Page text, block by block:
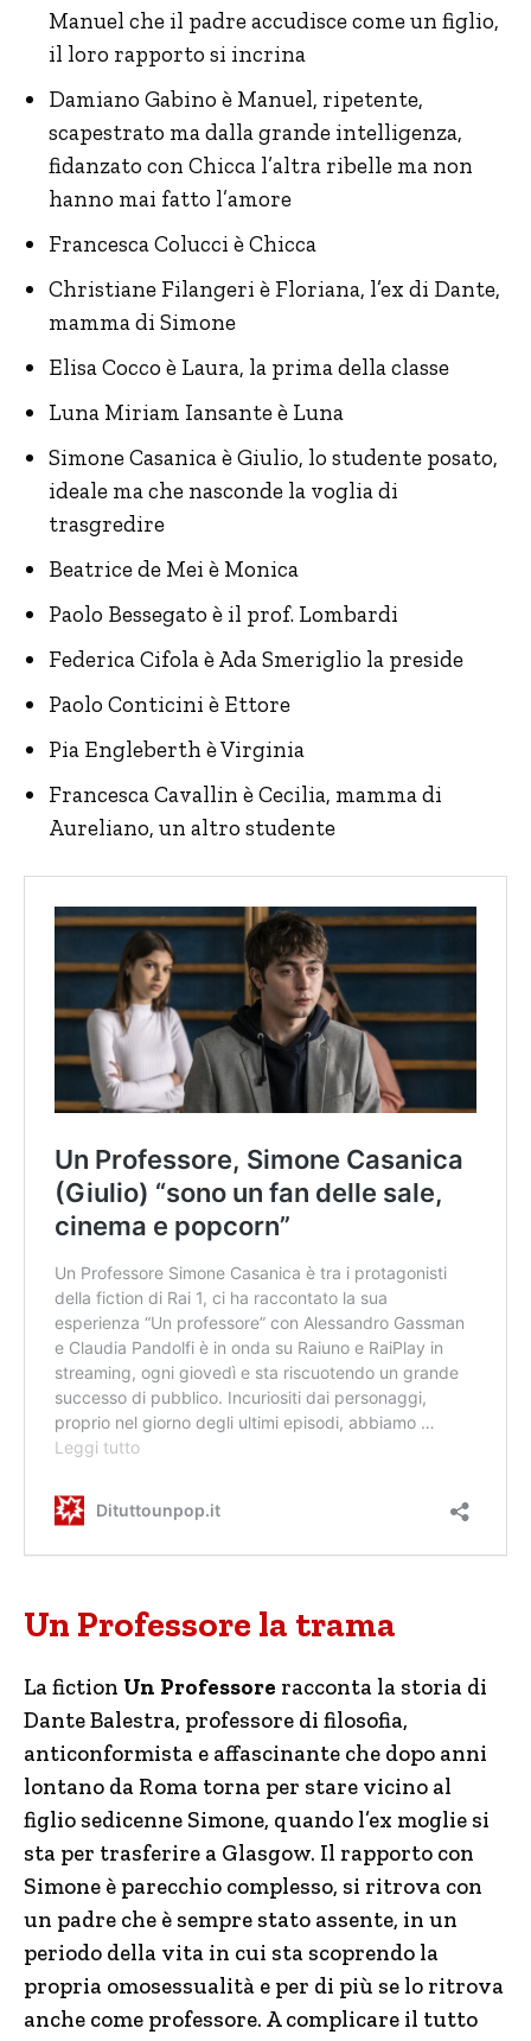
Manuel che il padre accudisce come un figlio,
il loro rapporto si incrina
Damiano Gabino è Manuel, ripetente,
scapestrato ma dalla grande intelligenza,
fidanzato con Chicca l’altra ribelle ma non
hanno mai fatto l’amore
Francesca Colucci è Chicca
Christiane Filangeri è Floriana, l’ex di Dante,
mamma di Simone
Elisa Cocco è Laura, la prima della classe
Luna Miriam Iansante è Luna
Simone Casanica è Giulio, lo studente posato,
ideale ma che nasconde la voglia di
trasgredire
Beatrice de Mei è Monica
Paolo Bessegato è il prof. Lombardi
Federica Cifola è Ada Smeriglio la preside
Paolo Conticini è Ettore
Pia Engleberth è Virginia
Francesca Cavallin è Cecilia, mamma di
Aureliano, un altro studente
Un Professore la trama
La fiction Un Professore racconta la storia di
Dante Balestra, professore di filosofia,
anticonformista e affascinante che dopo anni
lontano da Roma torna per stare vicino al
figlio sedicenne Simone, quando l’ex moglie si
sta per trasferire a Glasgow. Il rapporto con
Simone è parecchio complesso, si ritrova con
un padre che è sempre stato assente, in un
periodo della vita in cui sta scoprendo la
propria omosessualità e per di più se lo ritrova
anche come professore. A complicare il tutto